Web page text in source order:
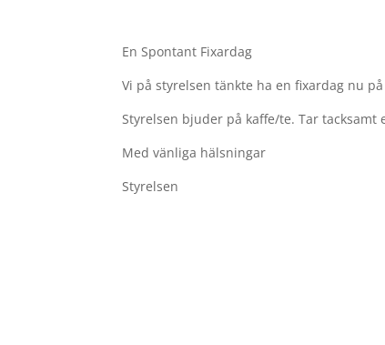
En Spontant Fixardag
Vi på styrelsen tänkte ha en fixardag nu
Styrelsen bjuder på kaffe/te. Tar tacksamt
Med vänliga hälsningar
Styrelsen